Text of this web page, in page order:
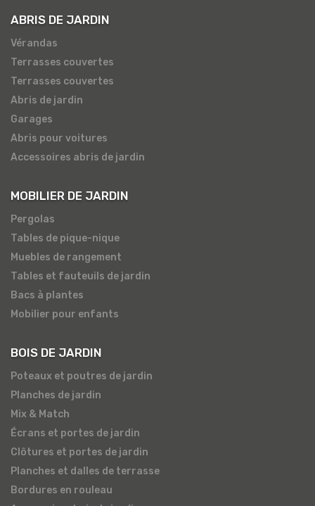
ABRIS DE JARDIN
Vérandas
Terrasses couvertes
Terrasses couvertes
Abris de jardin
Garages
Abris pour voitures
Accessoires abris de jardin
MOBILIER DE JARDIN
Pergolas
Tables de pique-nique
Muebles de rangement
Tables et fauteuils de jardin
Bacs à plantes
Mobilier pour enfants
BOIS DE JARDIN
Poteaux et poutres de jardin
Planches de jardin
Mix & Match
Écrans et portes de jardin
Clôtures et portes de jardin
Planches et dalles de terrasse
Bordures en rouleau